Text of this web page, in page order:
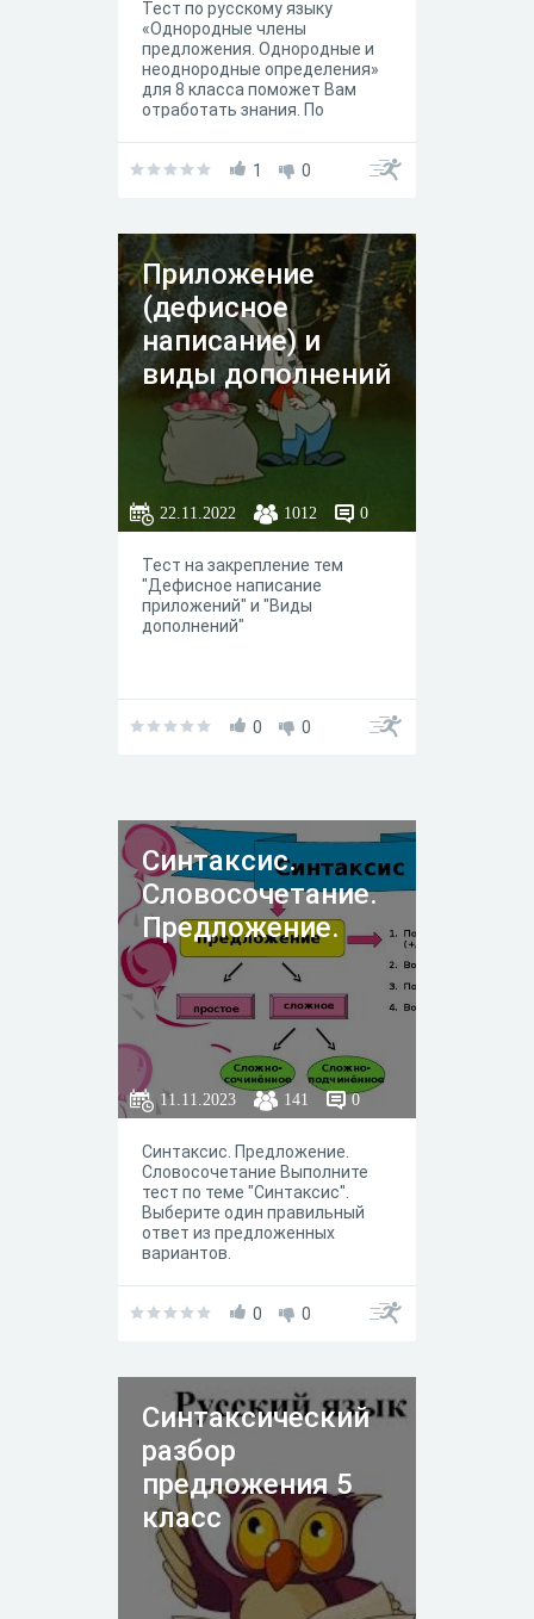
Тест по русскому языку
«Однородные члены
предложения. Однородные и
неоднородные определения»
для 8 класса поможет Вам
отработать знания. По
Желаю успехов в рвботе!
1 0
Приложение
(дефисное
написание) и
виды дополнений
22.11.2022 1012 0
Тест на закрепление тем
"Дефисное написание
приложений" и "Виды
дополнений"
0 0
Синтаксис.
Словосочетание.
Предложение.
11.11.2023 141 0
Синтаксис. Предложение.
Словосочетание Выполните
тест по теме "Синтаксис".
Выберите один правильный
ответ из предложенных
вариантов.
0 0
Синтаксический
разбор
предложения 5
класс